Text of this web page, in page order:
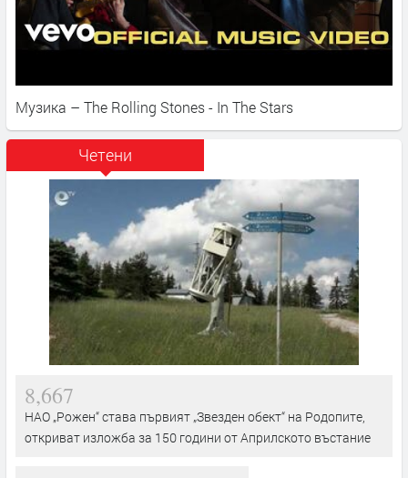
Музика – The Rolling Stones - In The Stars
Четени
8,667
НАО „Рожен“ става първият „Звезден обект“ на Родопите,
откриват изложба за 150 години от Априлското въстание